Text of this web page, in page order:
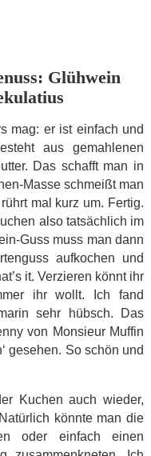
Glühwein
mag: er ist einfach und
aus gemahlenen
Das schafft man in
Masse schmeißt man
mal kurz um. Fertig.
also tatsächlich im
Guss muss man dann
aufkochen und
it. Verzieren könnt ihr
ihr wollt. Ich fand
sehr hübsch. Das
von Monsieur Muffin
gesehen. So schön und
Kuchen auch wieder,
könnte man die
oder einfach einen